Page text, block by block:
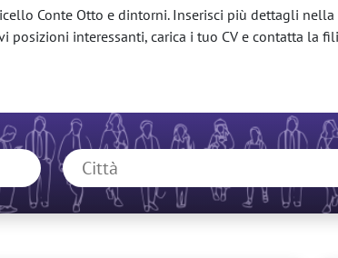
Conte Otto e dintorni. Inserisci più dettagli
posizioni interessanti, carica i tuo CV e contatta la